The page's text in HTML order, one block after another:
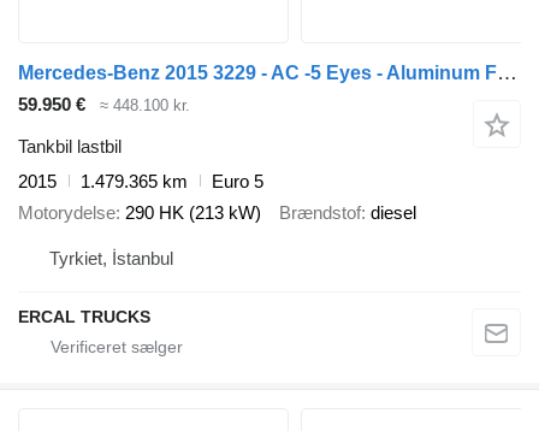
Mercedes-Benz 2015 3229 - AC -5 Eyes - Aluminum Fuel Tanker - ADR
59.950 € ≈ 448.100 kr.
Tankbil lastbil
2015
1.479.365 km
Euro 5
Motorydelse 290 HK (213 kW) Brændstof diesel
Tyrkiet, İstanbul
ERCAL TRUCKS